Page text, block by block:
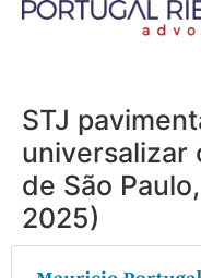
STJ
universalizar
de São
2025)